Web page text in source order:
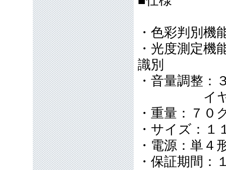
・色彩判別機
・光度測定機
識別
・音量調整
イヤホン
・重量：７０
・サイズ：１
・電源：単４
・保証期間：